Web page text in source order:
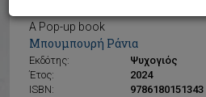
A Pop-up book
Μπουμπουρή Ράνια
Εκδότης:
Ψυχογιός
Έτος:
2024
ISBN:
9786180151343